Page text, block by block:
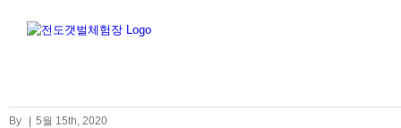
By 5월 15th, 2020